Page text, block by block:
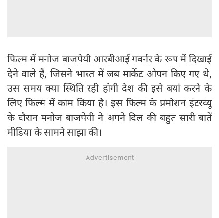
फिल्म में मनोज बाजपेयी आरबीआई गवर्नर के रूप में दिखाई
देने वाले हैं, जिसने भारत में जब मार्केट ओपन किए गए थे,
उस समय क्या स्थिति रही होगी देश की इसे बयां करने के
लिए फिल्म में काम किया है। इस फिल्म के प्रमोशन इंटरव्यू
के दौरान मनोज बाजपेयी ने अपने दिल की बहुत सारी बातें
मीडिया के सामने साझा की।